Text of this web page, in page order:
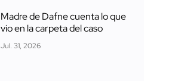
Madre de Dafne cuenta lo que
vio en la carpeta del caso
Jul. 31, 2026